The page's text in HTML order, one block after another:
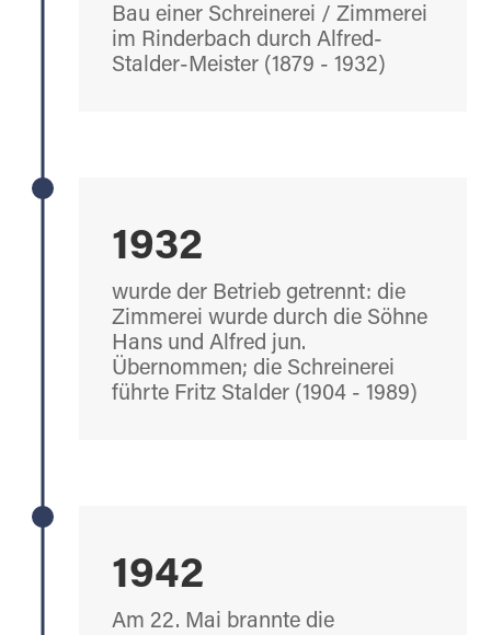
Bau einer Schreinerei / Zimmerei
im Rinderbach durch Alfred-
Stalder-Meister (1879 - 1932)
1932
wurde der Betrieb getrennt: die
Zimmerei wurde durch die Söhne
Hans und Alfred jun.
Übernommen; die Schreinerei
führte Fritz Stalder (1904 - 1989)
1942
Am 22. Mai brannte die